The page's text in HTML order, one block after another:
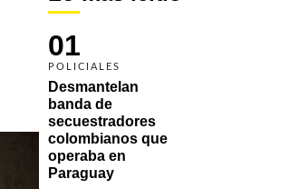
01
POLICIALES
Desmantelan
banda de
secuestradores
colombianos que
operaba en
Paraguay